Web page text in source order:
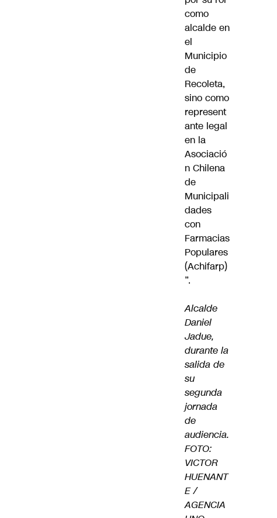
como
alcalde en
el
Municipio
de
Recoleta,
sino como
represent
ante legal
en la
Asociació
n Chilena
de
Municipali
dades
con
Farmacias
Populares
(Achifarp)
”.
Alcalde
Daniel
Jadue,
durante la
salida de
su
segunda
jornada
de
audiencia.
FOTO:
VICTOR
HUENANT
E /
AGENCIA